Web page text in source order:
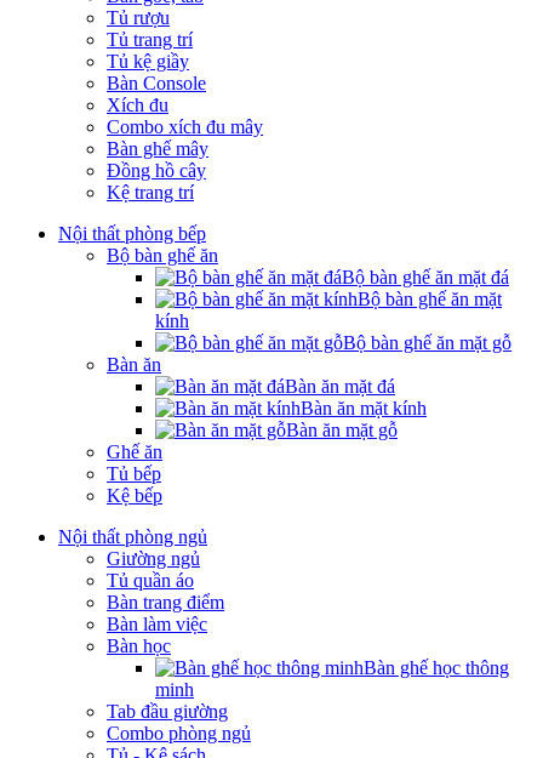
Tủ rượu
Tủ trang trí
Tủ kệ giầy
Bàn Console
Xích đu
Combo xích đu mây
Bàn ghế mây
Đồng hồ cây
Kệ trang trí
Nội thất phòng bếp
Bộ bàn ghế ăn
Bộ bàn ghế ăn mặt đá
Bộ bàn ghế ăn mặt
kính
Bộ bàn ghế ăn mặt gỗ
Bàn ăn
Bàn ăn mặt đá
Bàn ăn mặt kính
Bàn ăn mặt gỗ
Ghế ăn
Tủ bếp
Kệ bếp
Nội thất phòng ngủ
Giường ngủ
Tủ quần áo
Bàn trang điểm
Bàn làm việc
Bàn học
Bàn ghế học thông
minh
Tab đầu giường
Combo phòng ngủ